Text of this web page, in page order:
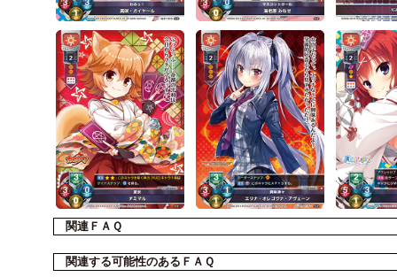
関連ＦＡＱ
関連する可能性のあるＦＡＱ